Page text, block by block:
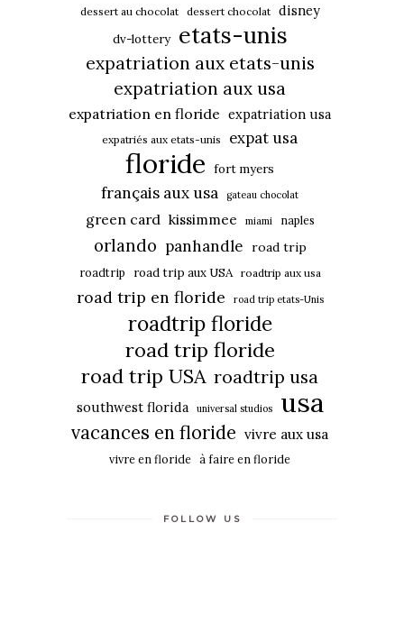
dessert au chocolat dessert chocolat disney
dv-lottery etats-unis
expatriation aux etats-unis
expatriation aux usa
expatriation en floride expatriation usa
expatriés aux etats-unis expat usa
floride fort myers
français aux usa gateau chocolat
green card kissimmee miami naples
orlando panhandle road trip
roadtrip road trip aux USA roadtrip aux usa
road trip en floride road trip etats-Unis
roadtrip floride
road trip floride
road trip USA roadtrip usa
southwest florida universal studios usa
vacances en floride vivre aux usa
vivre en floride à faire en floride
FOLLOW US